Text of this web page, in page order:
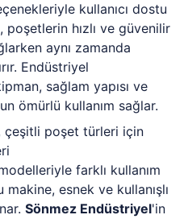
kullanıcı dostu
hızlı ve güvenilir
aynı zamanda
Endüstriyel
sağlam yapısı ve
ömürlü kullanım sağlar.
çeşitli poşet türleri için
farklı kullanım
esnek ve kullanışlı
Sönmez Endüstriyel'in